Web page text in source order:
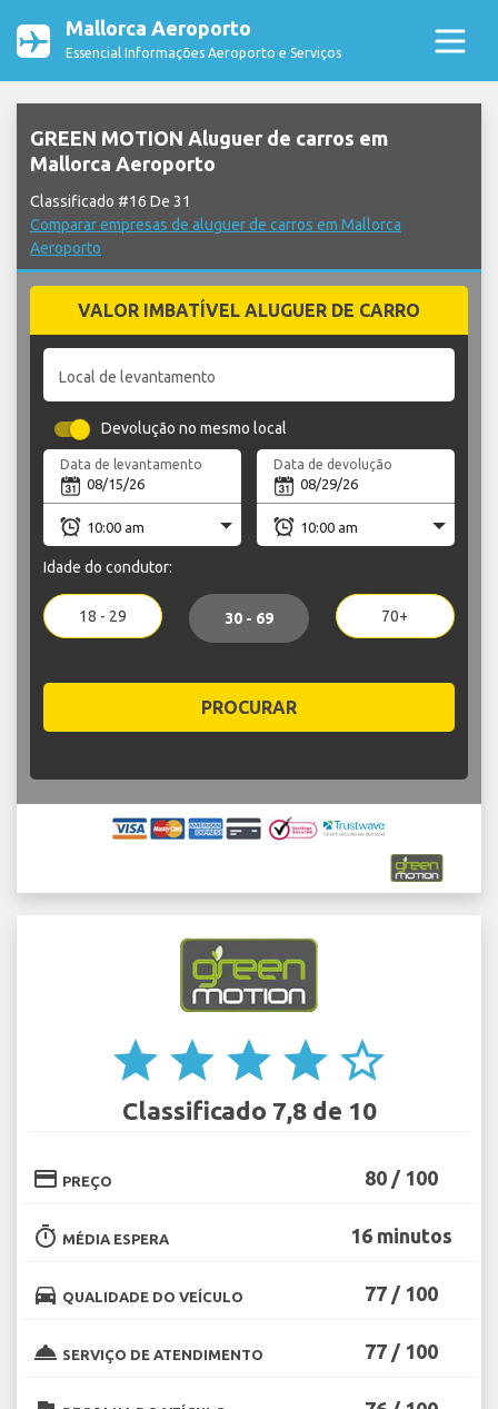
Mallorca Aeroporto
Essencial Informações Aeroporto e Serviços
GREEN MOTION Aluguer de carros em
Mallorca Aeroporto
Classificado #16 De 31
Comparar empresas de aluguer de carros em Mallorca
Aeroporto
VALOR IMBATÍVEL ALUGUER DE CARRO
Local de levantamento
Devolução no mesmo local
Data de levantamento Data de devolução
Idade do condutor:
18 - 29 30 - 69 70+
PROCURAR
star star star star star_border
Classificado 7,8 de 10
credit_card PREÇO 80 / 100
timer MÉDIA ESPERA 16 minutos
directions_car QUALIDADE DO VEÍCULO 77 / 100
room_service SERVIÇO DE ATENDIMENTO 77 / 100